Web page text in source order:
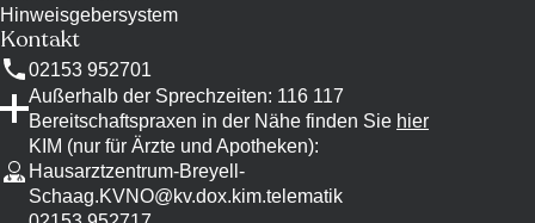
Hinweisgebersystem
Kontakt
02153 952701
Außerhalb der Sprechzeiten: 116 117
Bereitschaftspraxen in der Nähe finden Sie hier
KIM (nur für Ärzte und Apotheken):
Hausarztzentrum-Breyell-
Schaag.KVNO@kv.dox.kim.telematik